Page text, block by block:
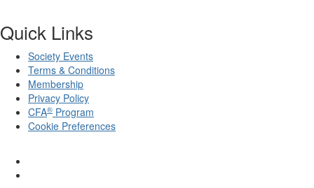
Quick Links
Society Events
Terms & Conditions
Membership
Privacy Policy
CFA® Program
Cookie Preferences